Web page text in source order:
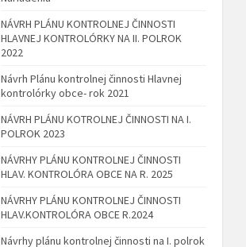
NÁVRH PLÁNU KONTROLNEJ ČINNOSTI
HLAVNEJ KONTROLÓRKY NA II. POLROK
2022
Návrh Plánu kontrolnej činnosti Hlavnej
kontrolórky obce- rok 2021
NÁVRH PLÁNU KOTROLNEJ ČINNOSTI NA I.
POLROK 2023
NÁVRHY PLÁNU KONTROLNEJ ČINNOSTI
HLAV. KONTROLÓRA OBCE NA R. 2025
NÁVRHY PLÁNU KONTROLNEJ ČINNOSTI
HLAV.KONTROLÓRA OBCE R.2024
Návrhy plánu kontrolnej činnosti na I. polrok